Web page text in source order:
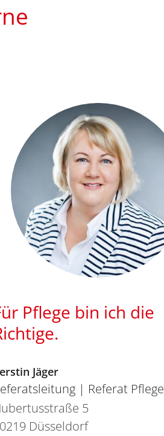
Pflege bin ich die
Jäger
| Referat Pflege
5
Düsseldorf